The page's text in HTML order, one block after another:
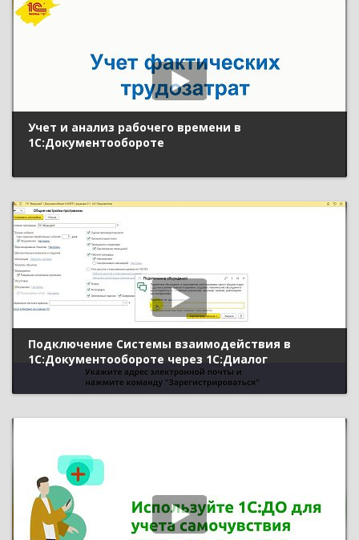
Учет и анализ рабочего времени в
1С:Документообороте
Подключение Системы взаимодействия в
1С:Документообороте через 1С:Диалог